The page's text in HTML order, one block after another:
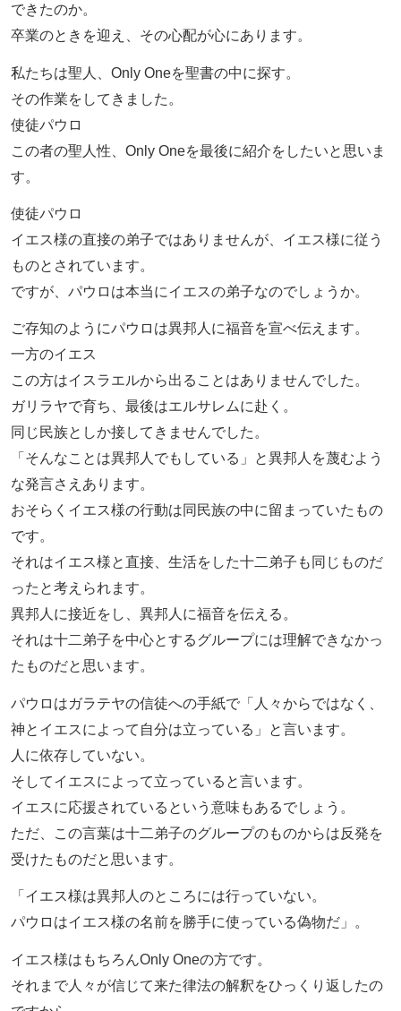
できたのか。
卒業のときを迎え、その心配が心にあります。
私たちは聖人、Only Oneを聖書の中に探す。
その作業をしてきました。
使徒パウロ
この者の聖人性、Only Oneを最後に紹介をしたいと思いま
す。
使徒パウロ
イエス様の直接の弟子ではありませんが、イエス様に従う
ものとされています。
ですが、パウロは本当にイエスの弟子なのでしょうか。
ご存知のようにパウロは異邦人に福音を宣べ伝えます。
一方のイエス
この方はイスラエルから出ることはありませんでした。
ガリラヤで育ち、最後はエルサレムに赴く。
同じ民族としか接してきませんでした。
「そんなことは異邦人でもしている」と異邦人を蔑むよう
な発言さえあります。
おそらくイエス様の行動は同民族の中に留まっていたもの
です。
それはイエス様と直接、生活をした十二弟子も同じものだ
ったと考えられます。
異邦人に接近をし、異邦人に福音を伝える。
それは十二弟子を中心とするグループには理解できなかっ
たものだと思います。
パウロはガラテヤの信徒への手紙で「人々からではなく、
神とイエスによって自分は立っている」と言います。
人に依存していない。
そしてイエスによって立っていると言います。
イエスに応援されているという意味もあるでしょう。
ただ、この言葉は十二弟子のグループのものからは反発を
受けたものだと思います。
「イエス様は異邦人のところには行っていない。
パウロはイエス様の名前を勝手に使っている偽物だ」。
イエス様はもちろんOnly Oneの方です。
それまで人々が信じて来た律法の解釈をひっくり返したの